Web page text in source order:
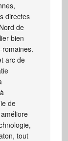
directes
de
bien
romaines.
arc de
de
tout